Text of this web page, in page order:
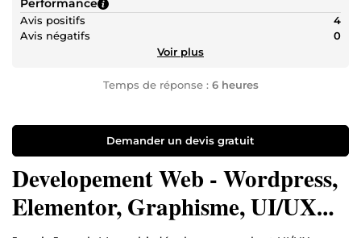
Performance
Avis positifs
4
Avis négatifs
0
Voir plus
Temps de réponse : 6 heures
Demander un devis gratuit
Developement Web - Wordpress,
Elementor, Graphisme, UI/UX